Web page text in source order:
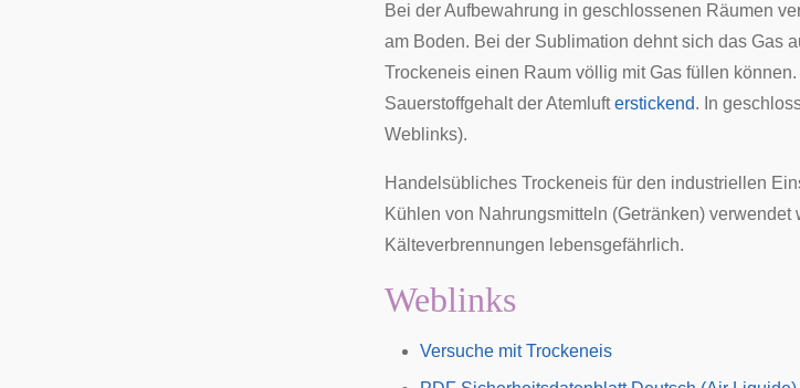
Bei der Aufbewahrung in geschlossenen Räumen
am Boden. Bei der Sublimation dehnt sich das Gas
Trockeneis einen Raum völlig mit Gas füllen
Sauerstoffgehalt der Atemlufterstickend. In
Weblinks).
Handelsübliches Trockeneis für den industriellen
Kühlen von Nahrungsmitteln (Getränken)
Kälteverbrennungen lebensgefährlich.
Weblinks
Versuche mit Trockeneis